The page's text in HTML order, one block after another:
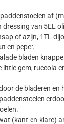
af
dressing van 5EL
of azijn, 1TL
en peper.
bladen
little gem, ruccola
de bladeren en
(kant-en-klare)